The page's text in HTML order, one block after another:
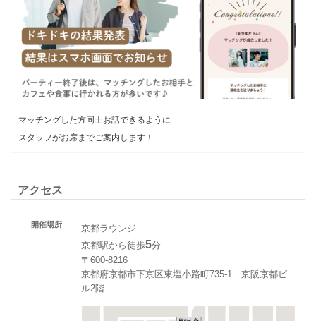
マッチングした方同士お話できるように
スタッフがお席までご案内します！
アクセス
開催場所
京都ラウンジ
京都駅から徒歩5分
〒600-8216
京都府京都市下京区東塩小路町735-1 京阪京都ビ
ル2階